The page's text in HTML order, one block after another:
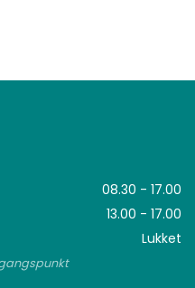
08.30 - 17.00
13.00 - 17.00
Lukket